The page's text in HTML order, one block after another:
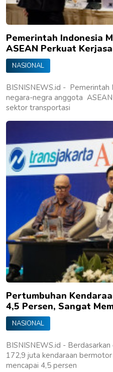
Pemerintah Indonesia
ASEAN Perkuat
NASIONAL
BISNISNEWS.id - Pemerintah
negara-negra anggota
sektor transportasi
Pertumbuhan
4,5 Persen, Sangat
NASIONAL
BISNISNEWS.id -
172,9 juta kendaraan
mencapai 4,5 persen